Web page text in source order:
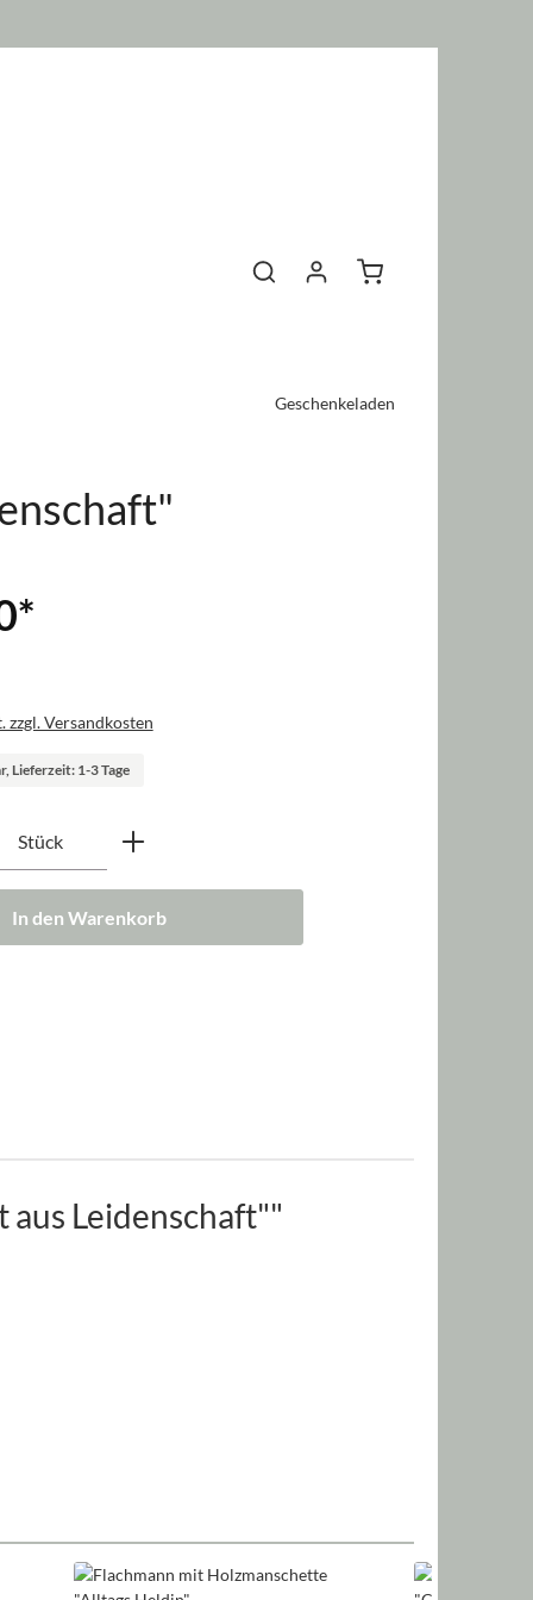
Warenkorb enthält 0
Geschenkeladen
*
zzgl. Versandkosten
Lieferzeit: 1-3 Tage
Gib den gewünschten Wert ein
Stück
In den Warenkorb
Leidenschaft""